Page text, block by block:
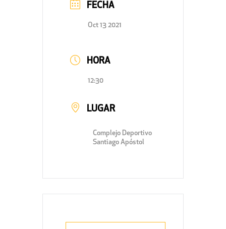
FECHA
Oct 13 2021
HORA
12:30
LUGAR
Complejo Deportivo
Santiago Apóstol